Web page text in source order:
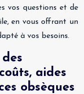
vos questions et de
en vous offrant un
à vos besoins.
aides
obsèques